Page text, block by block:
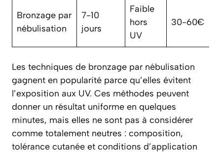
Bronzage par
nébulisation
7-10
jours
Faible
hors
UV
30-60€
Les techniques de bronzage par nébulisation
gagnent en popularité parce qu’elles évitent
l’exposition aux UV. Ces méthodes peuvent
donner un résultat uniforme en quelques
minutes, mais elles ne sont pas à considérer
comme totalement neutres : composition,
tolérance cutanée et conditions d’application